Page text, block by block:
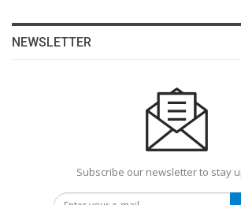
NEWSLETTER
Subscribe our newsletter to stay